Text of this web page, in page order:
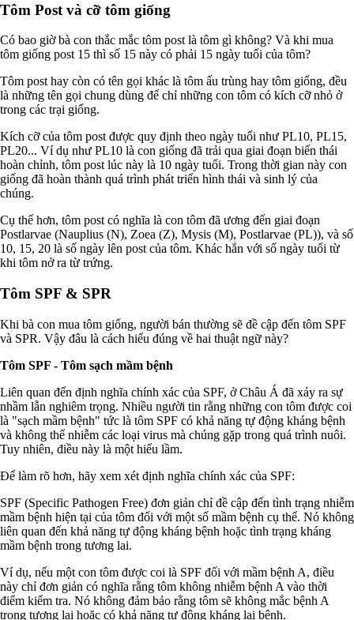
Tôm Post và cỡ tôm giống
Có bao giờ bà con thắc mắc tôm post là tôm gì không? Và khi mua
tôm giống post 15 thì số 15 này có phải 15 ngày tuổi của tôm?
Tôm post hay còn có tên gọi khác là tôm ấu trùng hay tôm giống, đều
là những tên gọi chung dùng để chỉ những con tôm có kích cỡ nhỏ ở
trong các trại giống.
Kích cỡ của tôm post được quy định theo ngày tuổi như PL10, PL15,
PL20... Ví dụ như PL10 là con giống đã trải qua giai đoạn biến thái
hoàn chỉnh, tôm post lúc này là 10 ngày tuổi. Trong thời gian này con
giống đã hoàn thành quá trình phát triển hình thái và sinh lý của
chúng.
Cụ thể hơn, tôm post có nghĩa là con tôm đã ương đến giai đoạn
Postlarvae (Nauplius (N), Zoea (Z), Mysis (M), Postlarvae (PL)), và số
10, 15, 20 là số ngày lên post của tôm. Khác hẳn với số ngày tuổi từ
khi tôm nở ra từ trứng.
Tôm SPF & SPR
Khi bà con mua tôm giống, người bán thường sẽ đề cập đến tôm SPF
và SPR. Vậy đâu là cách hiểu đúng về hai thuật ngữ này?
Tôm SPF - Tôm sạch mầm bệnh
Liên quan đến định nghĩa chính xác của SPF, ở Châu Á đã xảy ra sự
nhầm lẫn nghiêm trọng. Nhiều người tin rằng những con tôm được coi
là "sạch mầm bệnh" tức là tôm SPF có khả năng tự động kháng bệnh
và không thể nhiễm các loại virus mà chúng gặp trong quá trình nuôi.
Tuy nhiên, điều này là một hiểu lầm.
Để làm rõ hơn, hãy xem xét định nghĩa chính xác của SPF:
SPF (Specific Pathogen Free) đơn giản chỉ đề cập đến tình trạng nhiễm
mầm bệnh hiện tại của tôm đối với một số mầm bệnh cụ thể. Nó không
liên quan đến khả năng tự động kháng bệnh hoặc tình trạng kháng
mầm bệnh trong tương lai.
Ví dụ, nếu một con tôm được coi là SPF đối với mầm bệnh A, điều
này chỉ đơn giản có nghĩa rằng tôm không nhiễm bệnh A vào thời
điểm kiểm tra. Nó không đảm bảo rằng tôm sẽ không mắc bệnh A
trong tương lai hoặc có khả năng tự động kháng lại bệnh.